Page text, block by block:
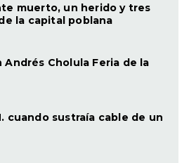
muerto, un herido y tres
la capital poblana
Andrés Cholula Feria de la
cuando sustraía cable de un